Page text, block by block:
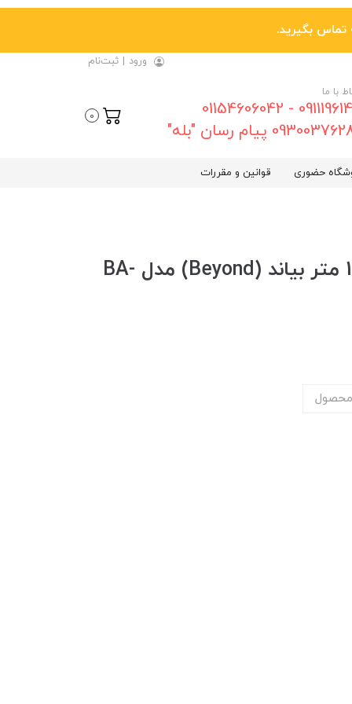
ورود | ثبت‌نام
با ما
09111961461 - 01154606042
پیام رسان "بله"
0
حضوری قوانین و مقررات
کابل آیفون (Lightning) طول 1 متر بیاند (Beyond) مدل BA-